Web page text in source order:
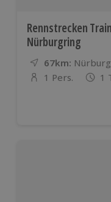
Rennstrecken
Nürburgring
67km: Standort
Nürburg
Anzahl der
1 Pers. 1